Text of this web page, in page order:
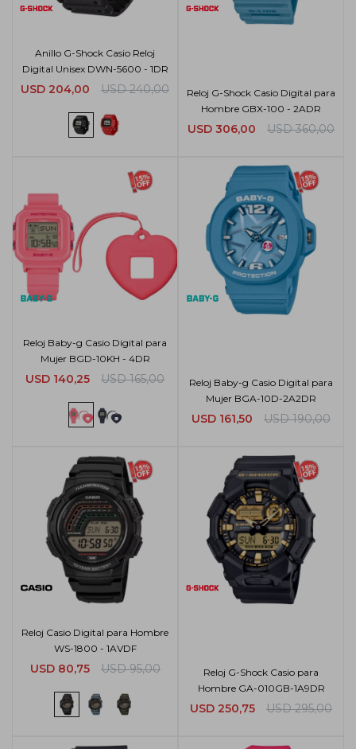
Anillo G-Shock Casio Reloj
Digital Unisex DWN-5600 - 1DR
USD 204,00 USD 240,00
Reloj G-Shock Casio Digital para
Hombre GBX-100 - 2ADR
USD 306,00 USD 360,00
Reloj Baby-g Casio Digital para
Mujer BGD-10KH - 4DR
USD 140,25 USD 165,00
Reloj Baby-g Casio Digital para
Mujer BGA-10D-2A2DR
USD 161,50 USD 190,00
Reloj Casio Digital para Hombre
WS-1800 - 1AVDF
USD 80,75 USD 95,00
Reloj G-Shock Casio para
Hombre GA-010GB-1A9DR
USD 250,75 USD 295,00